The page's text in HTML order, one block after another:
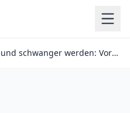
Familienplanung und schwanger werden: Vorteile, Nachteile und Tipps